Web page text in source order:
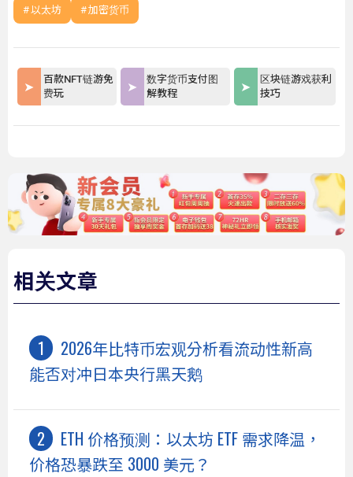
以太坊 加密货币
百款NFT链游免
费玩
数字货币支付图
解教程
区块链游戏获利
技巧
相关文章
2026年比特币宏观分析看流动性新高
能否对冲日本央行黑天鹅
ETH 价格预测：以太坊 ETF 需求降温，
价格恐暴跌至 3000 美元？